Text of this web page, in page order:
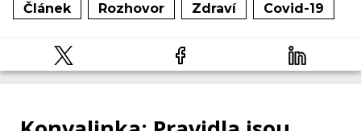
Článek Rozhovor Zdraví Covid-19